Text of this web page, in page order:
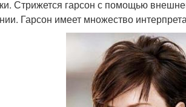
Стрижется гарсон с помощью
Гарсон имеет множество